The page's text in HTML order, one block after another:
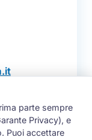
parte sempre
Privacy), e
Puoi accettare